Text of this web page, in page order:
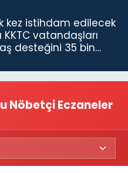
kez istihdam edilecek
KKTC vatandaşları
desteğini 35 bin
Nöbetçi Eczaneler